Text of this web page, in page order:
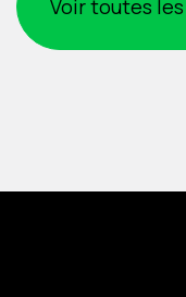
Voir toutes